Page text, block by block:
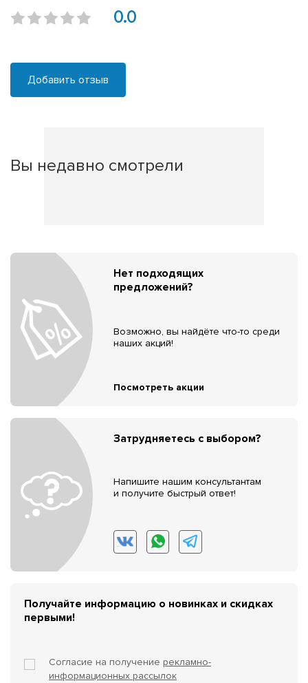
0.0
Добавить отзыв
Вы недавно смотрели
Нет подходящих
предложений?
Возможно, вы найдёте что-то среди
наших акций!
Посмотреть акции
Затрудняетесь с выбором?
Напишите нашим консультантам
и получите быстрый ответ!
Получайте информацию о новинках и скидках
первыми!
Согласие на получение рекламно-
информационных рассылок